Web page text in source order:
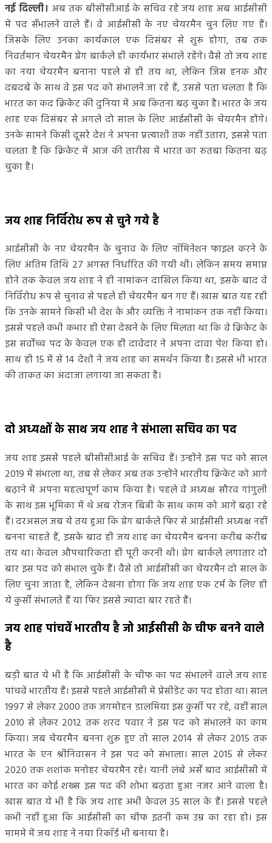
नई दिल्ली। अब तक बीसीसीआई के सचिव रहे जय शाह अब आईसीसी
में पद सँभालने वाले हैं। वे आईसीसी के नए चेयरमैन चुन लिए गए हैं।
जिसके लिए उनका कार्यकाल एक दिसंबर से शुरू होगा, तब तक
निवर्तमान चेयरमैन ग्रेग बार्कले ही कार्यभार संभाले रहेंगे। वैसे तो जय शाह
का नया चेयरमैन बनाना पहले से ही तय था, लेकिन जिस हनक और
दबदबे के साथ वे इस पद को संभालने जा रहे हैं, उससे पता चलता है कि
भारत का कद क्रिकेट की दुनिया में अब कितना बढ़ चुका है। भारत के जय
शाह एक दिसंबर से अगले दो साल के लिए आईसीसी के चेयरमैन होंगे।
उनके सामने किसी दूसरे देश ने अपना प्रत्याशी तक नहीं उतारा, इससे पता
चलता है कि क्रिकेट में आज की तारीख में भारत का रुतबा कितना बढ़
चुका है।
जय शाह निर्विरोध रूप से चुने गये है
आईसीसी के नए चेयरमैन के चुनाव के लिए नॉमिनेशन फाइल करने के
लिए अंतिम तिथि 27 अगस्त निर्धारित की गयी थी। लेकिन समय समाप्त
होने तक केवल जय शाह ने ही नामांकन दाखिल किया था, इसके बाद वे
निर्विरोध रूप से चुनाव से पहले ही चेयरमैन बन गए हैं। खास बात यह रही
कि उनके सामने किसी भी देश के और व्यक्ति ने नामांकन तक नहीं किया।
इससे पहले कभी कभार ही ऐसा देखने के लिए मिलता था कि वे क्रिकेट के
इस सर्वोच्च पद के केवल एक ही दावेदार ने अपना दावा पेश किया हो।
साथ ही 15 में से 14 देशों ने जय शाह का समर्थन किया है। इससे भी भारत
की ताकत का अंदाजा लगाया जा सकता है।
दो अध्यक्षों के साथ जय शाह ने संभाला सचिव का पद
जय शाह इससे पहले बीसीसीआई के सचिव हैं। उन्होंने इस पद को साल
2019 में संभाला था, तब से लेकर अब तक उन्होंने भारतीय ​क्रिकेट को आगे
बढ़ाने में अपना महत्वपूर्ण काम किया है। पहले वे अध्यक्ष सौरव गांगुली
के साथ इस भूमिका में थे अब रोजन बिन्नी के साथ काम को आगे ​बढ़ा रहे
हैं। दरअसल जब ये तय हुआ कि ग्रेग बार्कले फिर से आईसीसी अध्यक्ष नहीं
बनना चाहते हैं, इसके बाद ही जय शाह का चेयरमैन बनना करीब करीब
तय था। केवल औपचारिकता ही पूरी करनी थी। ग्रेग बार्कले लगातार दो
बार इस पद को संभाल चुके हैं। वैसे तो आईसीसी का चेयरमैन दो साल के
लिए चुना जाता है, लेकिन देखना होगा कि जय शाह एक टर्म के लिए ही
ये कुर्सी संभालते हैं या फिर इससे ज्यादा बार रहते हैं।
जय शाह पांचवें भारतीय है जो आईसीसी के चीफ बनने वाले
है
बड़ी बात ये भी है कि आईसीसी के चीफ का पद संभालने वाले जय शाह
पांचवें भारतीय हैं। इससे पहले आईसीसी में प्रेसीडेंट का पद होता था। साल
1997 से लेकर 2000 तक जगमोहन डालमिया इस कुर्सी पर रहे, वहीं साल
2010 से लेकर 2012 तक शरद पवार ने इस पद को संभालने का काम
किया। जब चेयरमैन बनना शुरू हुए तो साल 2014 से लेकर 2015 तक
भारत के एन श्रीनिवासन ने इस पद को संभाला। साल 2015 से लेकर
2020 तक शशांक मनोहर चेयरमैन रहे। यानी लंबे अर्से बाद आईसीसी में
भारत का कोई शख्स इस पद की शोभा बढ़ता हुआ नजर आने वाला है।
खास बात ये भी है कि जय शाह अभी केवल 35 साल के हैं। इससे पहले
कभी नहीं हुआ कि आईसीसी का चीफ इतनी कम उम्र का रहा हो। इस
माममे में जय शाह ने नया रिकॉर्ड भी बनाया है।